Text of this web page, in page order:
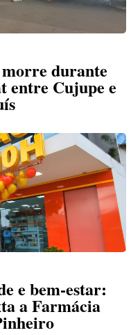
durante
entre Cujupe e
e bem-estar:
a Farmácia